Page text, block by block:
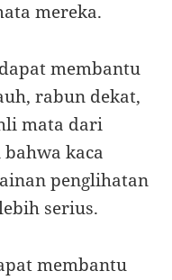
mereka.
membantu
rabun dekat,
mata dari
kaca
penglihatan
serius.
membantu